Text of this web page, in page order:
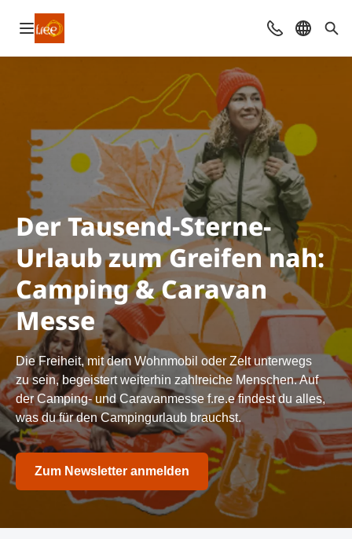
Navigation öffnen KontaktSprache
Der Tausend-Sterne-
Urlaub zum Greifen nah:
Camping & Caravan
Messe
Die Freiheit, mit dem Wohnmobil oder Zelt unterwegs
zu sein, begeistert weiterhin zahlreiche Menschen. Auf
der Camping- und Caravanmesse f.re.e findest du alles,
was du für den Campingurlaub brauchst.
Zum Newsletter anmelden